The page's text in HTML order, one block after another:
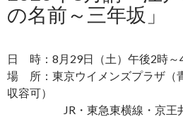
動
の名前～三年坂」
日 時：8月29日（土）午後2時～
場 所：東京ウイメンズプラザ（
収容可）
JR・東急東横線・京王井